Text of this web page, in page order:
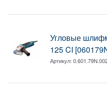
Угловые
125 CI
Артикул: